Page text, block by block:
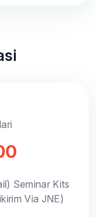
Seminar Kits
Via JNE)